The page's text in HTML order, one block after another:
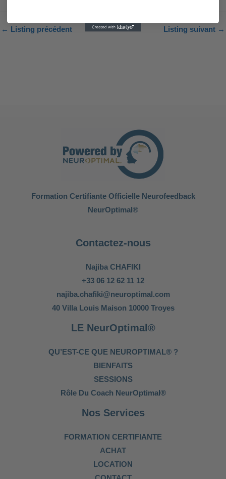
← Listing précédent Listing suivant →
Formation Certifiante Officielle Neurofeedback
NeurOptimal®
Contactez-nous
Najiba CHAFIKI
+33 06 12 62 11 12
najiba.chafiki@neuroptimal.com
40 Villa Louis Maison 10000 Troyes
LE NeurOptimal®
QU’EST-CE QUE NEUROPTIMAL® ?
BIENFAITS
SESSIONS
Rôle Du Coach NeurOptimal®
Nos Services
FORMATION CERTIFIANTE
ACHAT
LOCATION